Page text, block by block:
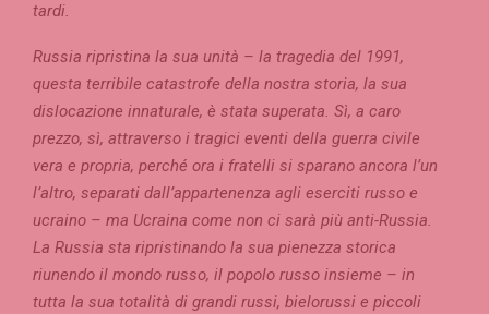
tardi.
Russia ripristina la sua unità – la tragedia del 1991,
questa terribile catastrofe della nostra storia, la sua
dislocazione innaturale, è stata superata. Sì, a caro
prezzo, sì, attraverso i tragici eventi della guerra civile
vera e propria, perché ora i fratelli si sparano ancora l’un
l’altro, separati dall’appartenenza agli eserciti russo e
ucraino – ma Ucraina come non ci sarà più anti-Russia.
La Russia sta ripristinando la sua pienezza storica
riunendo il mondo russo, il popolo russo insieme – in
tutta la sua totalità di grandi russi, bielorussi e piccoli